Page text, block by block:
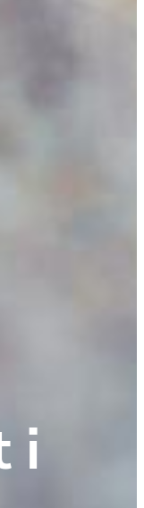
i